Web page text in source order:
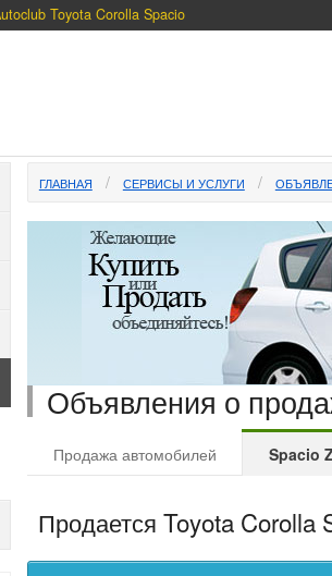
Toyota Corolla Spacio
ГЛАВНАЯ СЕРВИСЫ И УСЛУГИ
Объявления о
Продажа автомобилей Spacio
Продается Toyota Corolla